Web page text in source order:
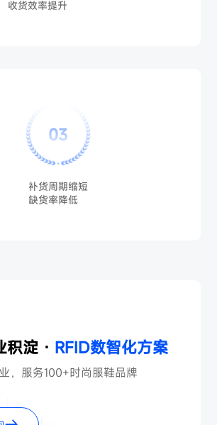
收货效率提升
03
补货周期缩短
缺货率降低
积淀 · RFID数智化方案
，服务100+时尚服鞋品牌